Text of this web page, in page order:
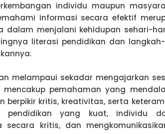
individu maupun
informasi secara efektif
dalam menjalani kehidupan sehari-
literasi pendidikan dan
melampaui sekadar mengajarkan
mencakup pemahaman yang
berpikir kritis, kreativitas, serta
pendidikan yang kuat, individu
secara kritis, dan